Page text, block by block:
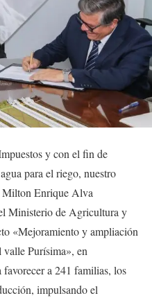
y con el fin de
para el riego, nuestro
Milton Enrique Alva
Ministerio de Agricultura y
«Mejoramiento y ampliación
valle Purísima», en
a 241 familias, los
impulsando el